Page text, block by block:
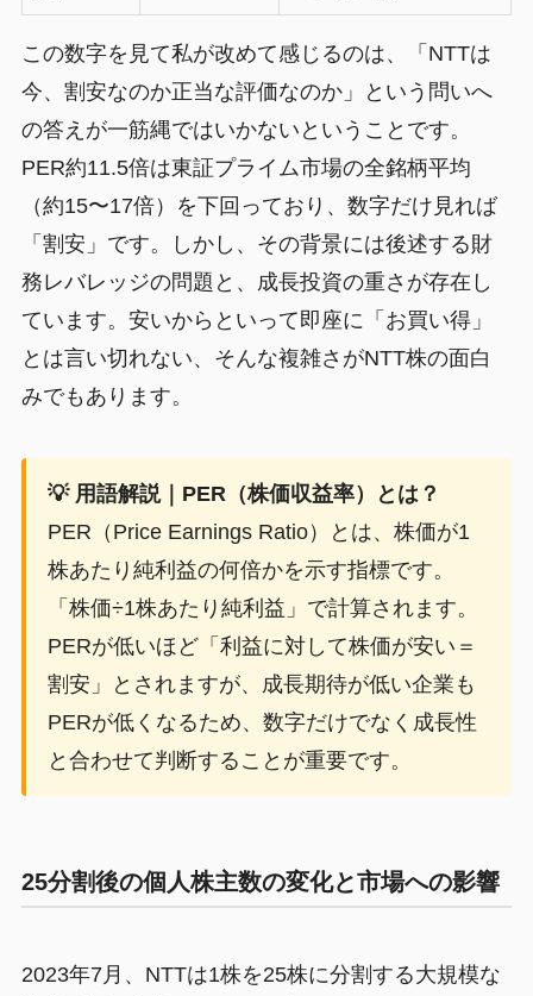
この数字を見て私が改めて感じるのは、「NTTは
今、割安なのか正当な評価なのか」という問いへ
の答えが一筋縄ではいかないということです。
PER約11.5倍は東証プライム市場の全銘柄平均
（約15〜17倍）を下回っており、数字だけ見れば
「割安」です。しかし、その背景には後述する財
務レバレッジの問題と、成長投資の重さが存在し
ています。安いからといって即座に「お買い得」
とは言い切れない、そんな複雑さがNTT株の面白
みでもあります。
💡 用語解説｜PER（株価収益率）とは？
PER（Price Earnings Ratio）とは、株価が1
株あたり純利益の何倍かを示す指標です。
「株価÷1株あたり純利益」で計算されます。
PERが低いほど「利益に対して株価が安い＝
割安」とされますが、成長期待が低い企業も
PERが低くなるため、数字だけでなく成長性
と合わせて判断することが重要です。
25分割後の個人株主数の変化と市場への影響
2023年7月、NTTは1株を25株に分割する大規模な